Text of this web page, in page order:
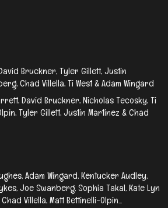
Bruckner, Tyler Gillett, Justin
Chad Villella, Ti West & Adam Wingard
David Bruckner, Nicholas Tecosky, Ti
Tyler Gillett, Justin Martinez & Chad
Adam Wingard, Kentucker Audley,
Joe Swanberg, Sophia Takal, Kate Lyn
Villella, Matt Bettinelli-Olpin...